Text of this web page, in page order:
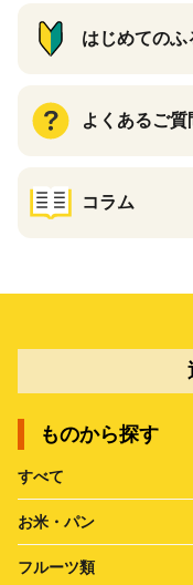
はじめてのふ
よくあるご質
コラム
ものから探す
すべて
お米・パン
フルーツ類